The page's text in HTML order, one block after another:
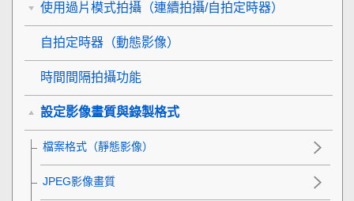
使用過片模式拍攝（連續拍攝/自拍定時器）
自拍定時器 （動態影像）
時間間隔拍攝功能
設定影像畫質與錄製格式
檔案格式（靜態影像）
JPEG影像畫質